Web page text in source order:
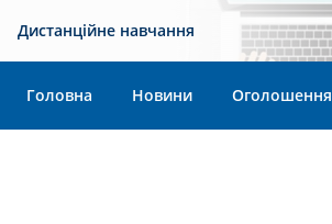
Дистанційне навчання
Головна Новини Оголошення